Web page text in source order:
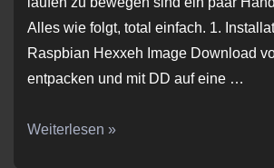
Alles wie folgt, total einfach. 1.
Raspbian Hexxeh Image Download
entpacken und mit DD auf eine …
Raspberry
Weiterlesen »